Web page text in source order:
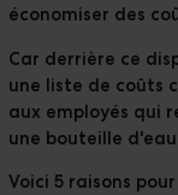
économiser des
Car derrière ce
une liste de coûts
aux employés qui
une bouteille d'eau
Voici 5 raisons